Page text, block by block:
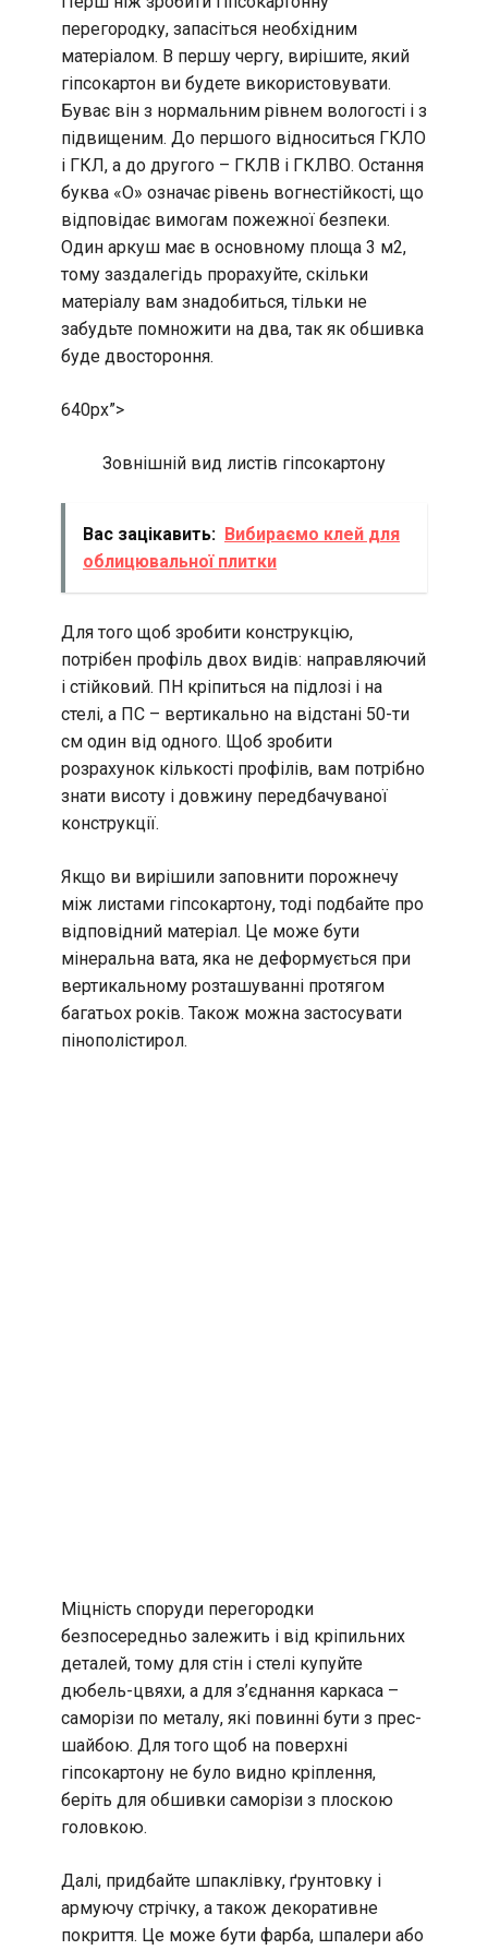
перегородку, запасіться необхідним
матеріалом. В першу чергу, вирішите, який
гіпсокартон ви будете використовувати.
Буває він з нормальним рівнем вологості і з
підвищеним. До першого відноситься ГКЛО
і ГКЛ, а до другого – ГКЛВ і ГКЛВО. Остання
буква «О» означає рівень вогнестійкості, що
відповідає вимогам пожежної безпеки.
Один аркуш має в основному площа 3 м2,
тому заздалегідь прорахуйте, скільки
матеріалу вам знадобиться, тільки не
забудьте помножити на два, так як обшивка
буде двостороння.
640px”>
Зовнішній вид листів гіпсокартону
Вас зацікавить: Вибираємо клей для
облицювальної плитки
Для того щоб зробити конструкцію,
потрібен профіль двох видів: направляючий
і стійковий. ПН кріпиться на підлозі і на
стелі, а ПС – вертикально на відстані 50-ти
см один від одного. Щоб зробити
розрахунок кількості профілів, вам потрібно
знати висоту і довжину передбачуваної
конструкції.
Якщо ви вирішили заповнити порожнечу
між листами гіпсокартону, тоді подбайте про
відповідний матеріал. Це може бути
мінеральна вата, яка не деформується при
вертикальному розташуванні протягом
багатьох років. Також можна застосувати
пінополістирол.
Міцність споруди перегородки
безпосередньо залежить і від кріпильних
деталей, тому для стін і стелі купуйте
дюбель-цвяхи, а для з’єднання каркаса –
саморізи по металу, які повинні бути з прес-
шайбою. Для того щоб на поверхні
гіпсокартону не було видно кріплення,
беріть для обшивки саморізи з плоскою
головкою.
Далі, придбайте шпаклівку, ґрунтовку і
армуючу стрічку, а також декоративне
покриття. Це може бути фарба, шпалери або